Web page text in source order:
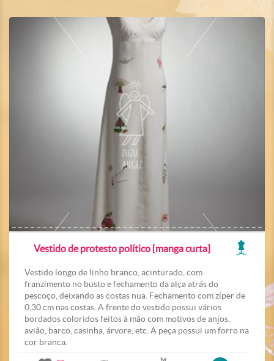
Vestido de protesto político [manga curta]
Vestido longo de linho branco, acinturado, com
franzimento no busto e fechamento da alça atrás do
pescoço, deixando as costas nua. Fechamento com zíper de
0,30 cm nas costas. A frente do vestido possui vários
bordados coloridos feitos à mão com motivos de anjos,
avião, barco, casinha, árvore, etc. A peça possui um forro na
cor branca.